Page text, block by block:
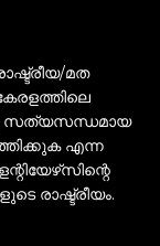
മത
സത്യസന്ധമായ
എന്ന
രാഷ്ട്രീയം.